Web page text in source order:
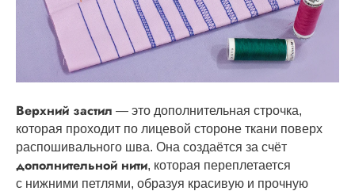
Верхний застил — это дополнительная строчка,
которая проходит по лицевой стороне ткани поверх
распошивального шва. Она создаётся за счёт
дополнительной нити, которая переплетается
с нижними петлями, образуя красивую и прочную